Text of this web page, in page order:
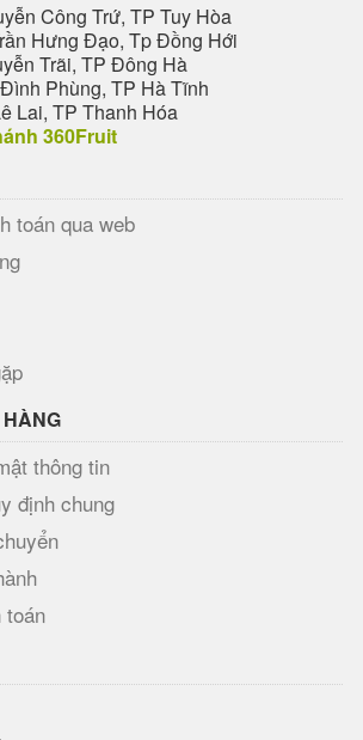
Công Trứ, TP Tuy Hòa
Hưng Đạo, Tp Đồng Hới
Trãi, TP Đông Hà
Phùng, TP Hà Tĩnh
Lai, TP Thanh Hóa
360Fruit
toán qua web
thông tin
định chung
toán